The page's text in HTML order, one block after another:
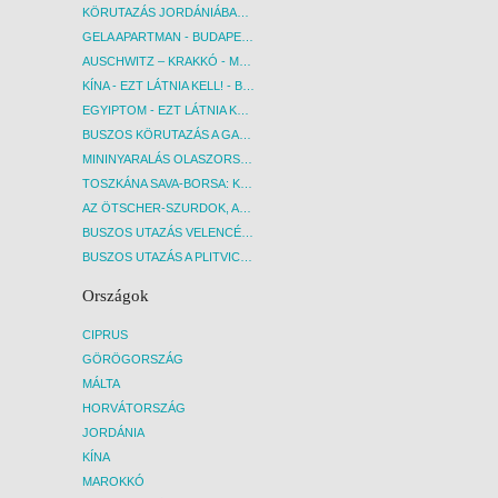
KÖRUTAZÁS JORDÁNIÁBAN, HOLT-TENGERI PIHENÉSSEL - BUDAPEST, REPÜLŐ
GELA APARTMAN - BUDAPEST, REPÜLŐ
AUSCHWITZ – KRAKKÓ - MEGRÁZÓ IDŐUTAZÁS! - BUDAPEST, BUSZ
KÍNA - EZT LÁTNIA KELL! - BUDAPEST, REPÜLŐ
EGYIPTOM - EZT LÁTNIA KELL! - BUDAPEST, REPÜLŐ
BUSZOS KÖRUTAZÁS A GARDA-TÓ KÖRNYÉKÉN - BUDAPEST, BUSZ
MININYARALÁS OLASZORSZÁGBAN: ÉSZAK-OLASZ GYÖNGYSZEMEK NYOMÁBAN - BUDAPEST, BUSZ
TOSZKÁNA SAVA-BORSA: KÓSTOLÓK ÉS KULTURÁLIS UTAZÁS - BUDAPEST, BUSZ
AZ ÖTSCHER-SZURDOK, AUSZTRIA GRAND CANYONJA - BUDAPEST, BUSZ
BUSZOS UTAZÁS VELENCÉBE - BUDAPEST, BUSZ
BUSZOS UTAZÁS A PLITVICEI-TAVAK NEMZETI PARKBA - BUDAPEST, BUSZ
Országok
CIPRUS
GÖRÖGORSZÁG
MÁLTA
HORVÁTORSZÁG
JORDÁNIA
KÍNA
MAROKKÓ